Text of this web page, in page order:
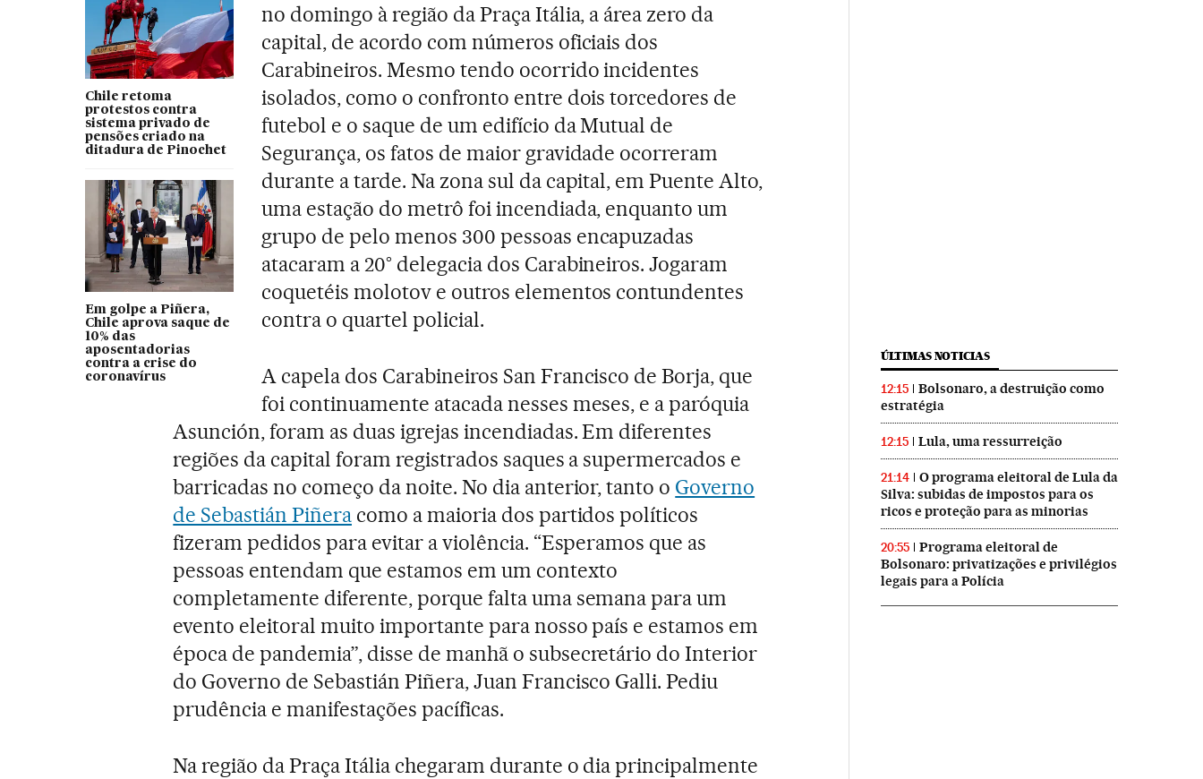
Chile retoma
protestos contra
sistema privado de
pensões criado na
ditadura de Pinochet
Em golpe a Piñera,
Chile aprova saque de
10% das
aposentadorias
contra a crise do
coronavírus
no domingo à região da Praça Itália, a área zero da
capital, de acordo com números oficiais dos
Carabineiros. Mesmo tendo ocorrido incidentes
isolados, como o confronto entre dois torcedores de
futebol e o saque de um edifício da Mutual de
Segurança, os fatos de maior gravidade ocorreram
durante a tarde. Na zona sul da capital, em Puente Alto,
uma estação do metrô foi incendiada, enquanto um
grupo de pelo menos 300 pessoas encapuzadas
atacaram a 20° delegacia dos Carabineiros. Jogaram
coquetéis molotov e outros elementos contundentes
contra o quartel policial.
A capela dos Carabineiros San Francisco de Borja, que
foi continuamente atacada nesses meses, e a paróquia
Asunción, foram as duas igrejas incendiadas. Em diferentes
regiões da capital foram registrados saques a supermercados e
barricadas no começo da noite. No dia anterior, tanto o Governo
de Sebastián Piñeracomo a maioria dos partidos políticos
fizeram pedidos para evitar a violência. “Esperamos que as
pessoas entendam que estamos em um contexto
completamente diferente, porque falta uma semana para um
evento eleitoral muito importante para nosso país e estamos em
época de pandemia”, disse de manhã o subsecretário do Interior
do Governo de Sebastián Piñera, Juan Francisco Galli. Pediu
prudência e manifestações pacíficas.
Na região da Praça Itália chegaram durante o dia principalmente
ÚLTIMAS NOTICIAS
12:15
Bolsonaro, a destruição como
estratégia
12:15 Lula, uma ressurreição
21:14
O programa eleitoral de Lula da
Silva: subidas de impostos para os
ricos e proteção para as minorias
20:55
Programa eleitoral de
Bolsonaro: privatizações e privilégios
legais para a Polícia